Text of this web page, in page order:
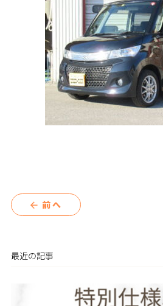
arrow_back 前へ
最近の記事